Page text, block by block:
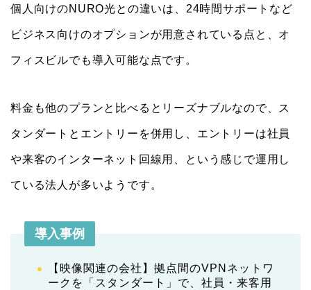
個人向けのNURO光との違いは、24時間サポートなど
ビジネス向けのオプションが用意されている点と、オ
フィスビルでも導入可能な点です。
料金も他のプランと比べるとリーズナブルなので、ス
タンダートとエントリーを併用し、エントリーは社員
や来客のインターネット回線用、という感じで運用し
ている法人が多いようです。
導入事例
【映像関連の会社】拠点間のVPNネットワ
ークを「スタンダート」で、社員・来客用